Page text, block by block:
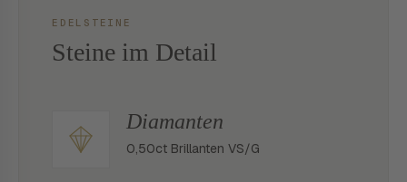
EDELSTEINE
Steine im Detail
Diamanten
0,50ct Brillanten VS/G